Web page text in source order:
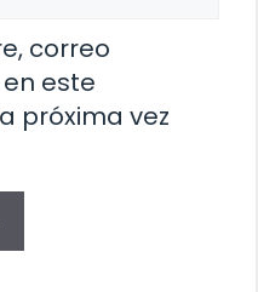
correo
este
próxima vez